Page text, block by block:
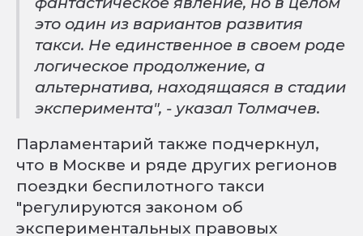
это один из вариантов развития
такси. Не единственное в своем роде
логическое продолжение, а
альтернатива, находящаяся в стадии
эксперимента", - указал Толмачев.
Парламентарий также подчеркнул,
что в Москве и ряде других регионов
поездки беспилотного такси
"регулируются законом об
экспериментальных правовых